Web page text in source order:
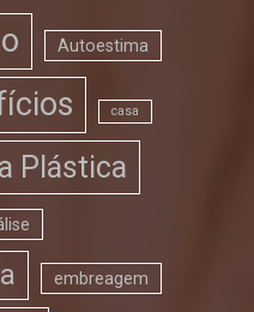
Autoestima
casa
Plástica
embreagem